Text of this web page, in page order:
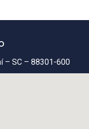
– SC – 88301-600